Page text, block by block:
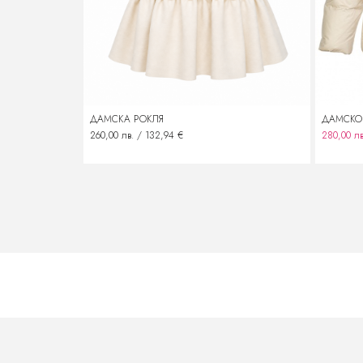
ДАМСКА РОКЛЯ
260,00 лв. / 132,94 €
ДАМСКО
280,00